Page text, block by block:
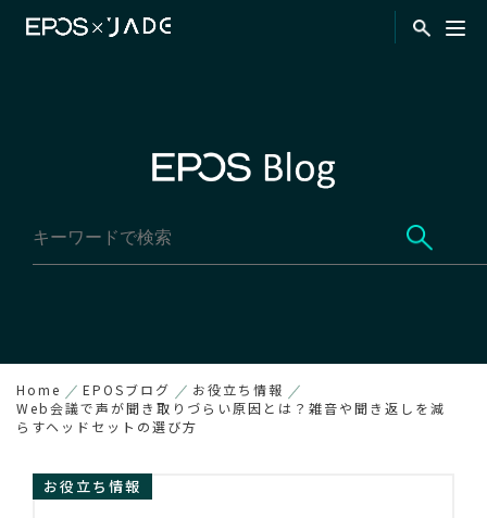
Home EPOSブログ
お役立ち情報
Web会議で声が聞き取りづらい原因とは？雑音や聞き返しを減
らすヘッドセットの選び方
お役立ち情報